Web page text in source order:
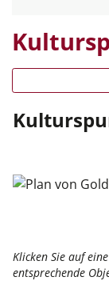
Klicken Sie auf
entsprechende